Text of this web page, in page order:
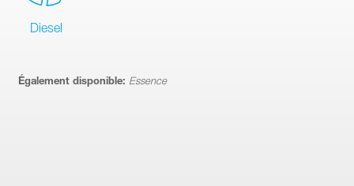
Diesel
Également disponible: Essence